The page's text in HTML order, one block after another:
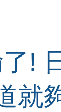
!
就